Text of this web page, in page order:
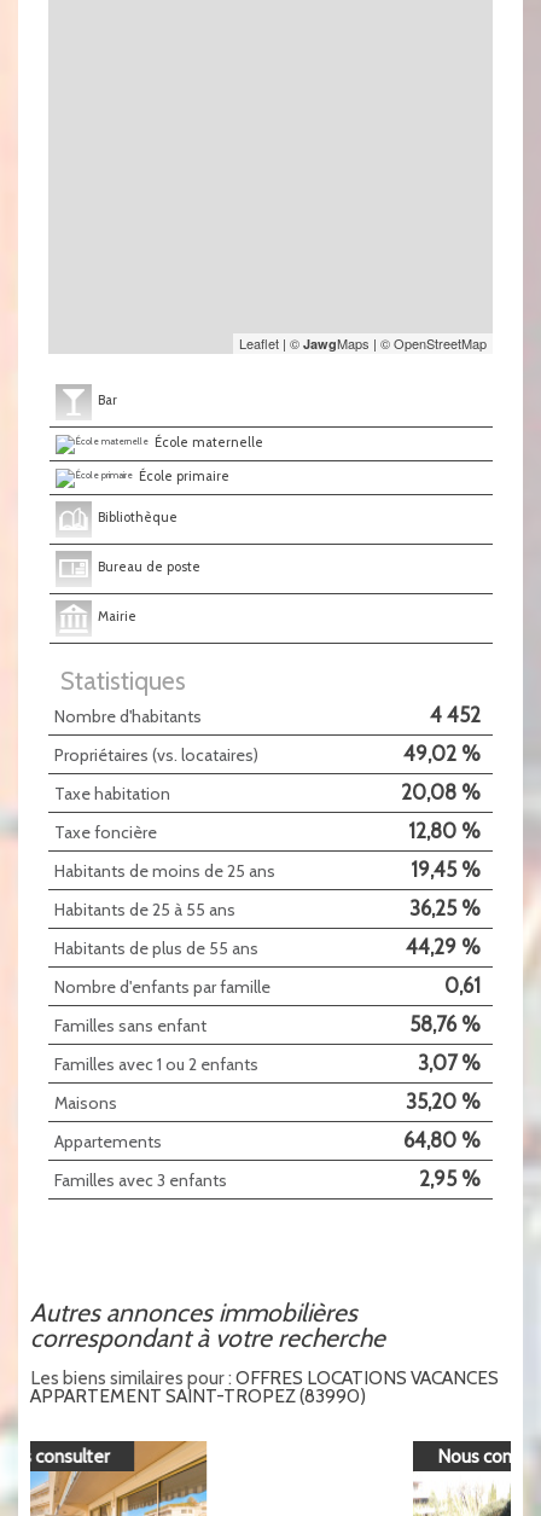
Leaflet | © JawgMaps | © OpenStreetMap
Bar
École maternelle
École primaire
Bibliothèque
Bureau de poste
Mairie
Statistiques
Nombre d'habitants 4 452
Propriétaires (vs. locataires) 49,02 %
Taxe habitation 20,08 %
Taxe foncière 12,80 %
Habitants de moins de 25 ans 19,45 %
Habitants de 25 à 55 ans 36,25 %
Habitants de plus de 55 ans 44,29 %
Nombre d'enfants par famille 0,61
Familles sans enfant 58,76 %
Familles avec 1 ou 2 enfants 3,07 %
Maisons 35,20 %
Appartements 64,80 %
Familles avec 3 enfants 2,95 %
autres annonces immobilières
correspondant à votre recherche
Les biens similaires pour : OFFRES LOCATIONS VACANCES
APPARTEMENT SAINT-TROPEZ (83990)
Nous consulter